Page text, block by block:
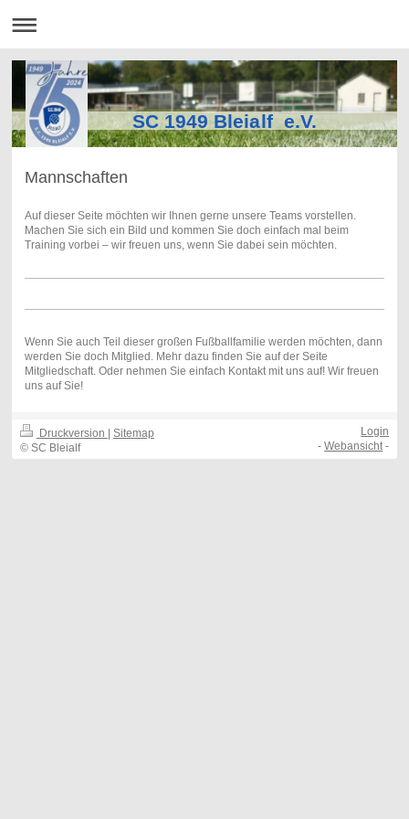
SC 1949 Bleialf e.V.
Mannschaften
Auf dieser Seite möchten wir Ihnen gerne unsere Teams vorstellen.
Machen Sie sich ein Bild und kommen Sie doch einfach mal beim
Training vorbei – wir freuen uns, wenn Sie dabei sein möchten.
Wenn Sie auch Teil dieser großen Fußballfamilie werden möchten, dann
werden Sie doch Mitglied. Mehr dazu finden Sie auf der Seite
Mitgliedschaft. Oder nehmen Sie einfach Kontakt mit uns auf! Wir freuen
uns auf Sie!
Druckversion | Sitemap
© SC Bleialf
Login
-Webansicht -